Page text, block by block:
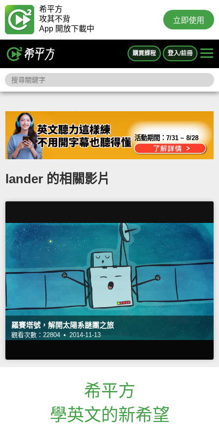
希平方
攻其不背
App 開放下載中
立即使用
購買課程 登入/註冊
活動期間：7/31 ~ 8/28
lander 的相關影片
羅賽塔號，解開太陽系謎團之旅
觀看次數：22804 • 2014-11-13
希平方
學英文的新希望